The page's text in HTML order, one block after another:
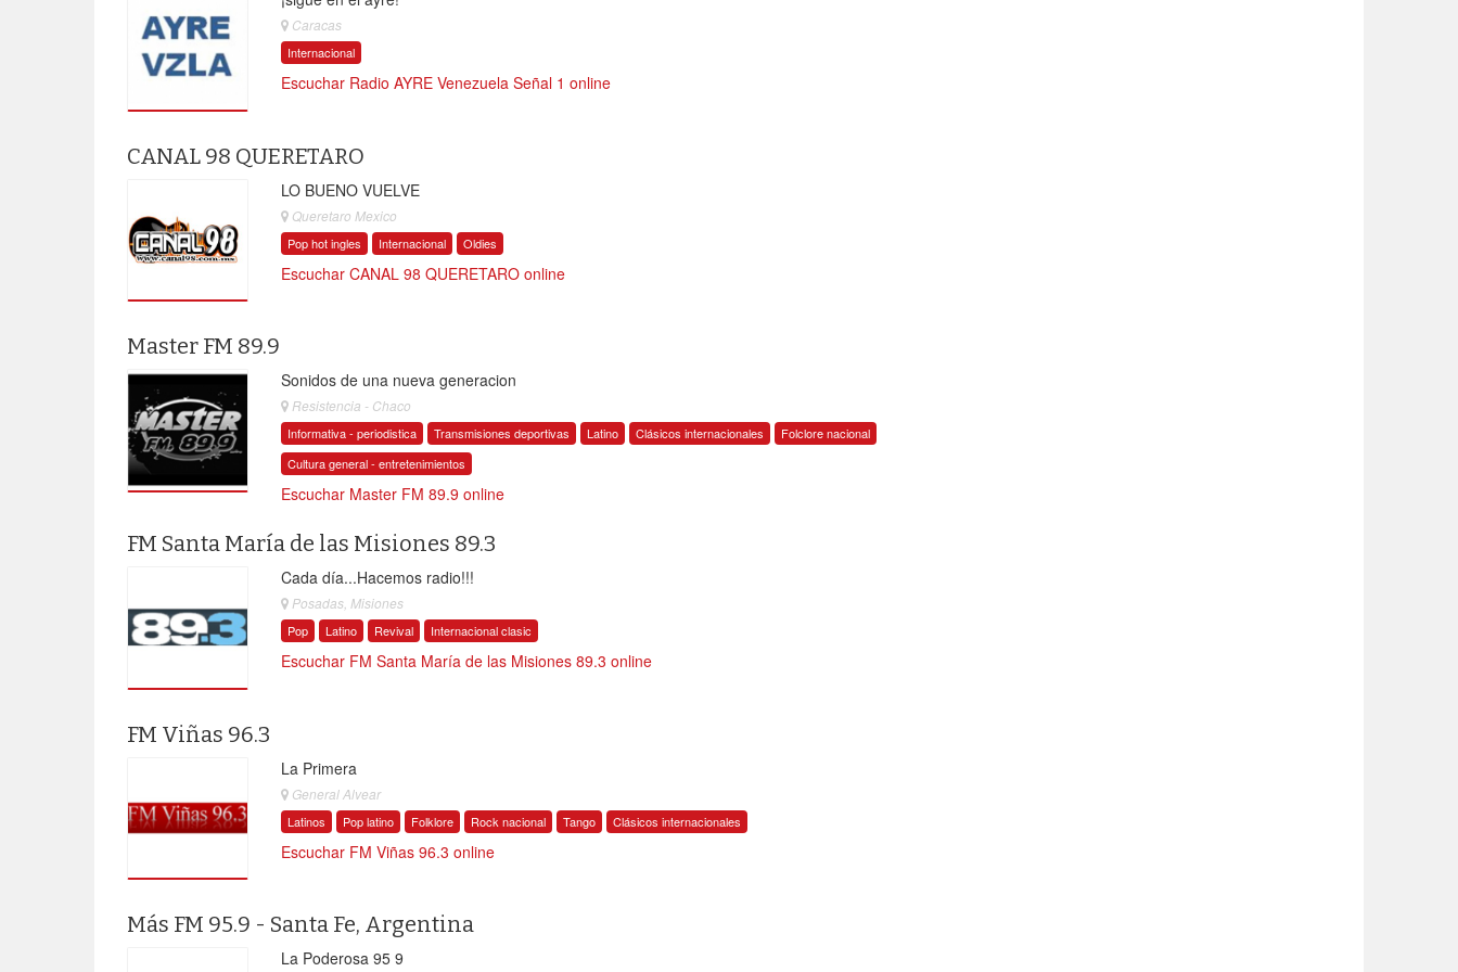
Caracas
Internacional
Escuchar Radio AYRE Venezuela Señal 1 online
CANAL 98 QUERETARO
LO BUENO VUELVE
Queretaro Mexico
Pop hot ingles Internacional Oldies
Escuchar CANAL 98 QUERETARO online
Master FM 89.9
Sonidos de una nueva generacion
Resistencia - Chaco
Informativa - periodistica Transmisiones deportivas Latino Clásicos internacionales
Folclore nacional
Cultura general - entretenimientos
Escuchar Master FM 89.9 online
FM Santa María de las Misiones 89.3
Cada día...Hacemos radio!!!
Posadas, Misiones
Pop Latino Revival Internacional clasic
Escuchar FM Santa María de las Misiones 89.3 online
FM Viñas 96.3
La Primera
General Alvear
Latinos Pop latino Folklore Rock nacional Tango Clásicos internacionales
Escuchar FM Viñas 96.3 online
Más FM 95.9 - Santa Fe, Argentina
La Poderosa 95 9